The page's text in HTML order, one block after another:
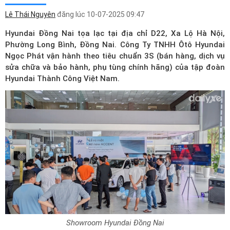
Lê Thái Nguyên đăng lúc 10-07-2025 09:47
Hyundai Đồng Nai tọa lạc tại địa chỉ D22, Xa Lộ Hà Nội,
Phường Long Bình, Đồng Nai. Công Ty TNHH Ôtô Hyundai
Ngọc Phát vận hành theo tiêu chuẩn 3S (bán hàng, dịch vụ
sửa chữa và bảo hành, phụ tùng chính hãng) của tập đoàn
Hyundai Thành Công Việt Nam.
Showroom Hyundai Đồng Nai